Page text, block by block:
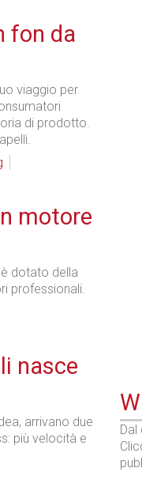
fon da
viaggio per
di prodotto.
motore
dotato della
professionali.
nasce
arrivano due
più velocità e